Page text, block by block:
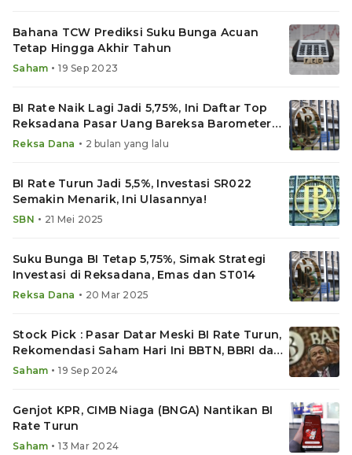
Bahana TCW Prediksi Suku Bunga Acuan
Tetap Hingga Akhir Tahun
Saham • 19 Sep 2023
BI Rate Naik Lagi Jadi 5,75%, Ini Daftar Top
Reksadana Pasar Uang Bareksa Barometer
Mei 2026
Reksa Dana • 2 bulan yang lalu
BI Rate Turun Jadi 5,5%, Investasi SR022
Semakin Menarik, Ini Ulasannya!
SBN • 21 Mei 2025
Suku Bunga BI Tetap 5,75%, Simak Strategi
Investasi di Reksadana, Emas dan ST014
Reksa Dana • 20 Mar 2025
Stock Pick : Pasar Datar Meski BI Rate Turun,
Rekomendasi Saham Hari Ini BBTN, BBRI dan
SMRA
Saham • 19 Sep 2024
Genjot KPR, CIMB Niaga (BNGA) Nantikan BI
Rate Turun
Saham • 13 Mar 2024